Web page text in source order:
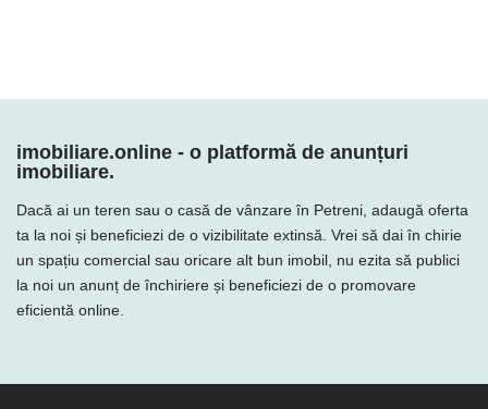
imobiliare.online - o platformă de anunțuri
imobiliare.
Dacă ai un teren sau o casă de vânzare în Petreni, adaugă oferta
ta la noi și beneficiezi de o vizibilitate extinsă. Vrei să dai în chirie
un spațiu comercial sau oricare alt bun imobil, nu ezita să publici
la noi un anunț de închiriere și beneficiezi de o promovare
eficientă online.